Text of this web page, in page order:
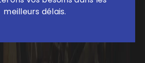
meilleurs délais.